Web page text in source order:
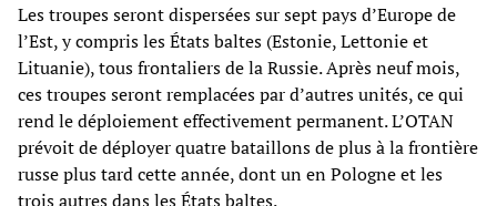
Les troupes seront dispersées sur sept pays d’Europe de
l’Est, y compris les États baltes (Estonie, Lettonie et
Lituanie), tous frontaliers de la Russie. Après neuf mois,
ces troupes seront remplacées par d’autres unités, ce qui
rend le déploiement effectivement permanent. L’OTAN
prévoit de déployer quatre bataillons de plus à la frontière
russe plus tard cette année, dont un en Pologne et les
trois autres dans les États baltes.